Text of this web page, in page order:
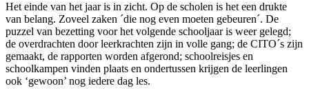
Het einde van het jaar is in zicht. Op de scholen is het een drukte
van belang. Zoveel zaken ´die nog even moeten gebeuren´. De
puzzel van bezetting voor het volgende schooljaar is weer gelegd;
de overdrachten door leerkrachten zijn in volle gang; de CITO´s zijn
gemaakt, de rapporten worden afgerond; schoolreisjes en
schoolkampen vinden plaats en ondertussen krijgen de leerlingen
ook ‘gewoon’ nog iedere dag les.